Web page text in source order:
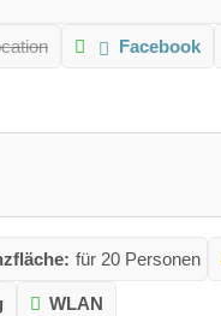
Facebook
für 20 Personen
WLAN